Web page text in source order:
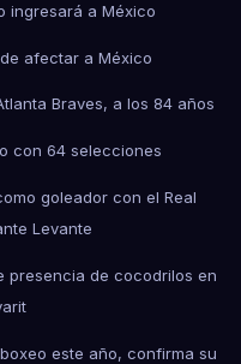
ingresará a México
afectar a México
Braves, a los 84 años
con 64 selecciones
goleador con el Real
Levante
presencia de cocodrilos en
este año, confirma su